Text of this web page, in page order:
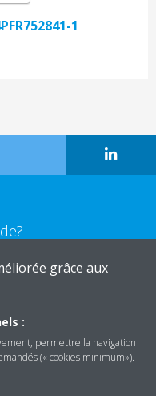
1
grâce aux
:
permettre la navigation
(« cookies minimum»).